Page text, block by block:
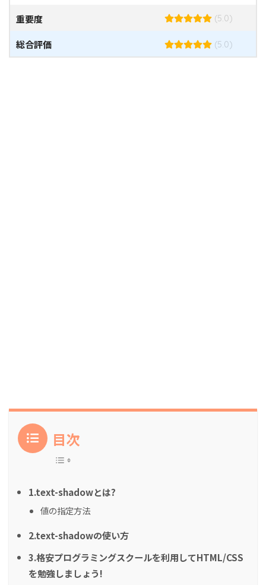
重要度 (5.0)
総合評価 (5.0)
目次
1.text-shadowとは?
値の指定方法
2.text-shadowの使い方
3.格安プログラミングスクールを利用してHTML/CSS
を勉強しましょう!